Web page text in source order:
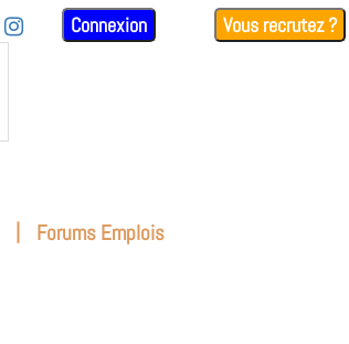
 Connexion Vous recrutez ?
| Forums Emplois